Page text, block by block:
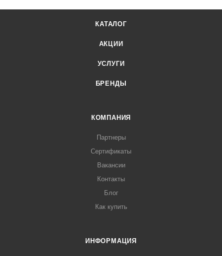
КАТАЛОГ
АКЦИИ
УСЛУГИ
БРЕНДЫ
КОМПАНИЯ
Партнеры
Сертификаты
Вакансии
Контакты
Блог
Как купить
ИНФОРМАЦИЯ